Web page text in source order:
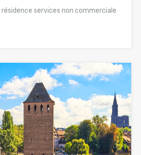
résidence services non commerciale